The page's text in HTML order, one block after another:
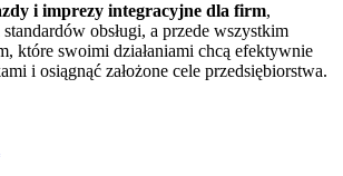
i imprezy integracyjne dla firm,
obsługi, a przede wszystkim
które swoimi działaniami chcą efektywnie
i osiągnąć założone cele przedsiębiorstwa.